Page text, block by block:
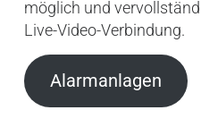
möglich und
Live-Video-Verbindung.
Alarmanlagen